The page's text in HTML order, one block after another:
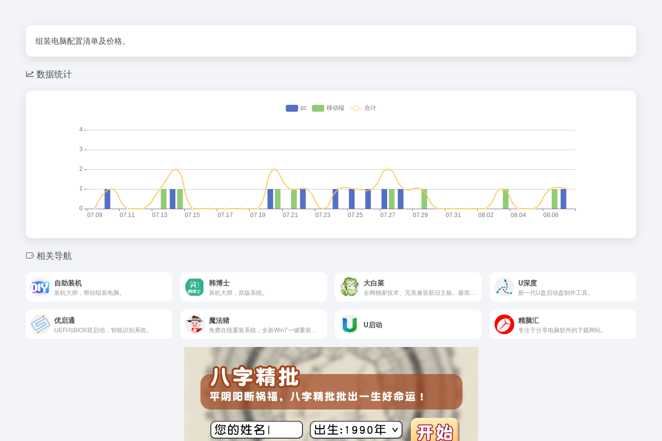
组装电脑配置清单及价格。
数据统计
相关导航
自助装机
装机大师，帮你组装电脑。
韩博士
装机大师，原版系统。
大白菜 U深度
新一代U盘启动盘制作工具。
优启通
UEFI与BIOS双启动，智能识别系统。
魔法猪 U启动 精脑汇
专注于分享电脑软件的下载网站。